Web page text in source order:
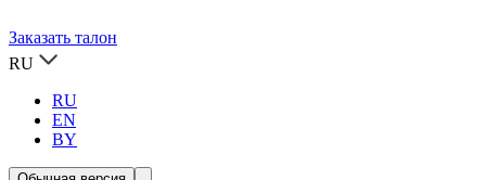
Заказать талон
RU
RU
EN
BY